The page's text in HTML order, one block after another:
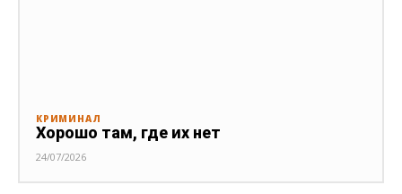
КРИМИНАЛ
Хорошо там, где их нет
24/07/2026